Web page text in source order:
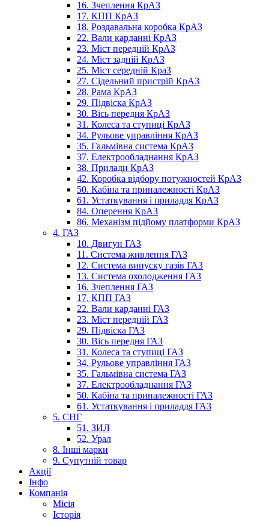
16. Зчеплення КрАЗ
17. КПП КрАЗ
18. Роздавальна коробка КрАЗ
22. Вали карданні КрАЗ
23. Міст передній КрАЗ
24. Міст задній КрАЗ
25. Міст середній КраЗ
27. Сідельний пристрій КрАЗ
28. Рама КрАЗ
29. Підвіска КрАЗ
30. Вісь передня КрАЗ
31. Колеса та ступиці КрАЗ
34. Рульове управління КрАЗ
35. Гальмівна система КрАЗ
37. Електрообладнання КрАЗ
38. Прилади КрАЗ
42. Коробка відбору потужностей КрАЗ
50. Кабіна та приналежності КрАЗ
61. Устаткування і приладдя КрАЗ
84. Оперення КрАЗ
86. Механізм підйому платформи КрАЗ
4. ГАЗ
10. Двигун ГАЗ
11. Система живлення ГАЗ
12. Система випуску газів ГАЗ
13. Система охолодження ГАЗ
16. Зчеплення ГАЗ
17. КПП ГАЗ
22. Вали карданні ГАЗ
23. Міст передній ГАЗ
29. Підвіска ГАЗ
30. Вісь передня ГАЗ
31. Колеса та ступиці ГАЗ
34. Рульове управління ГАЗ
35. Гальмівна система ГАЗ
37. Електрообладнання ГАЗ
50. Кабіна та приналежності ГАЗ
61. Устаткування і приладдя ГАЗ
5. СНГ
51. ЗИЛ
52. Урал
8. Інші марки
9. Супутній товар
Акції
Інфо
Компанія
Місія
Історія